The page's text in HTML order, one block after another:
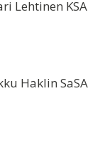
Lehtinen KSA
Haklin SaSA